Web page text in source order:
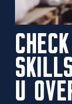
U